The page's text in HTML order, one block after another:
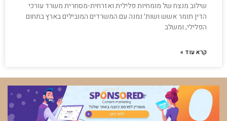
שילוב מנצח של מומחיות פלילית ואזרחית-מסחרית משרד עורכי
הדין תומר אשש ושות׳ נמנה עם המשרדים המובילים בארץ בתחום
הפלילי, ומשלב
קרא עוד »